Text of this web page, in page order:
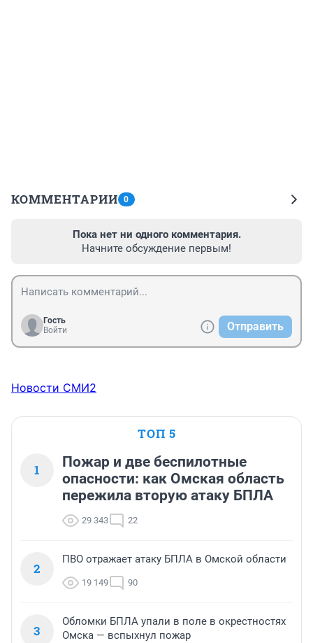
КОММЕНТАРИИ 0
Пока нет ни одного комментария.
Начните обсуждение первым!
Гость
Войти
Отправить
Новости СМИ2
ТОП 5
1
Пожар и две беспилотные
опасности: как Омская область
пережила вторую атаку БПЛА
29 343 22
2
ПВО отражает атаку БПЛА в Омской области
19 149 90
3
Обломки БПЛА упали в поле в окрестностях
Омска — вспыхнул пожар